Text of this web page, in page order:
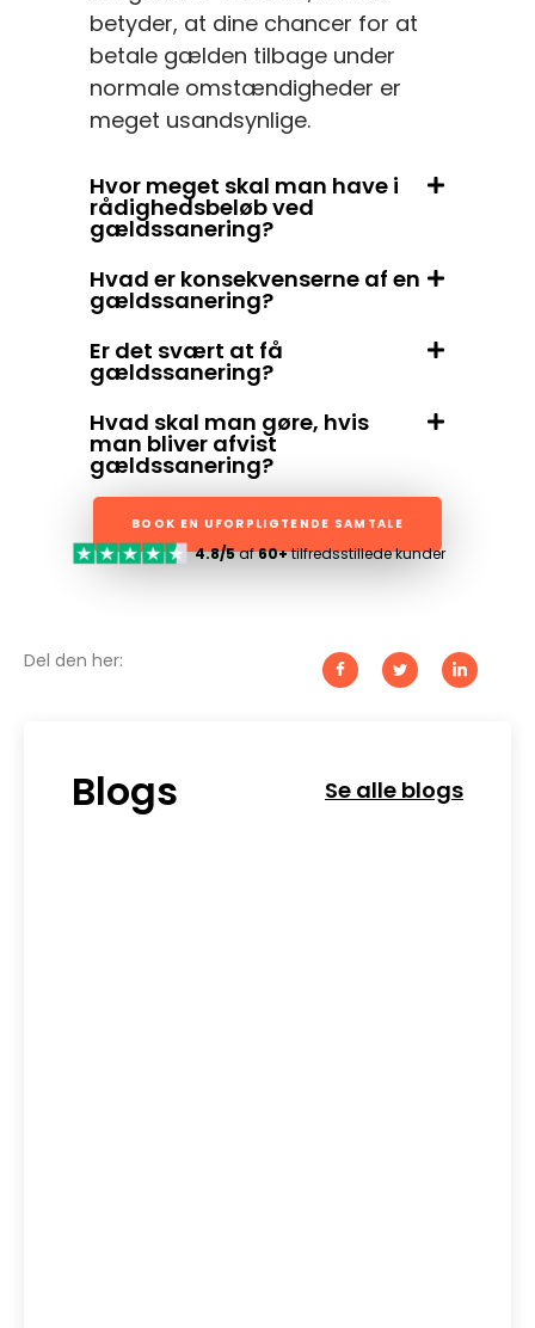
betyder, at dine chancer for at
betale gælden tilbage under
normale omstændigheder er
meget usandsynlige.
Hvor meget skal man have i
rådighedsbeløb ved
gældssanering?
Hvad er konsekvenserne af en
gældssanering?
Er det svært at få
gældssanering?
Hvad skal man gøre, hvis
man bliver afvist
gældssanering?
BOOK EN UFORPLIGTENDE SAMTALE
4.8/5af60+tilfredsstillede kunder
Del den her:
Blogs Se alle blogs